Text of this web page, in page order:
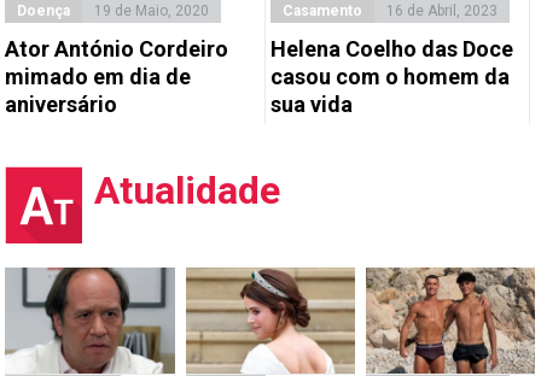
Doença 19 de Maio, 2020
Ator António Cordeiro
mimado em dia de
aniversário
Casamento 16 de Abril, 2023
Helena Coelho das Doce
casou com o homem da
sua vida
Atualidade